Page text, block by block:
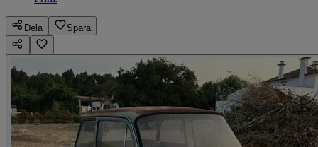
Dela Spara